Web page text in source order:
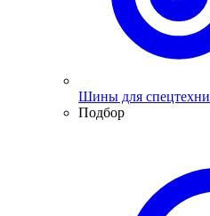
Шины для
Подбор